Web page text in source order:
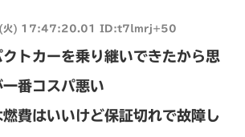
) 17:47:20.01 ID:t7lmrj+50
トカーを乗り継いできたから思
番コスパ悪い
費はいいけど保証切れで故障し